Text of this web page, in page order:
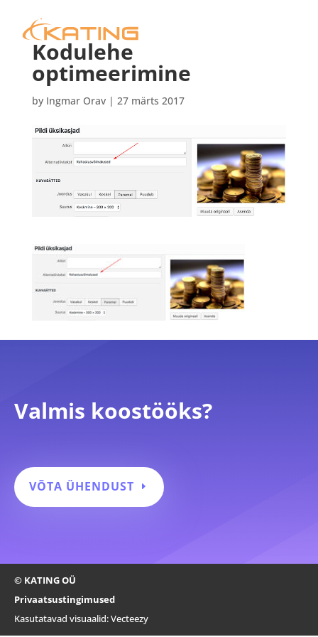
Kodulehe
optimeerimine
by Ingmar Orav| 27 märts 2017
Valmis koostööks?
VÕTA ÜHENDUST
© KATING OÜ
Privaatsustingimused
Kasutatavad visuaalid:Vecteezy